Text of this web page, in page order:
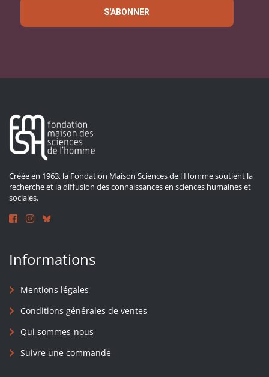
S'ABONNER
Créée en 1963, la Fondation Maison Sciences de l'Homme soutient la
recherche et la diffusion des connaissances en sciences humaines et
sociales.
Informations
Mentions légales
Conditions générales de ventes
Qui sommes-nous
Suivre une commande